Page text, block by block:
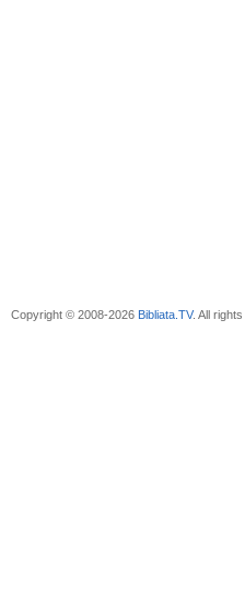
Copyright © 2008-2026 Bibliata.TV. All